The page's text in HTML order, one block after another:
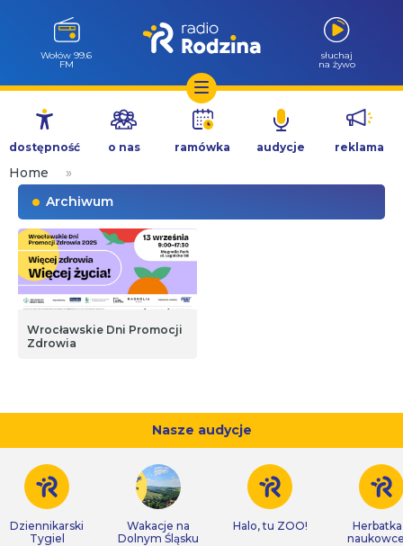
Przejdź
treści
Wołów 99.6
FM
słuchaj
na żywo
dostępność o nas ramówka audycje reklama
Home
»
Archiwum
Wrocławskie Dni Promocji
Zdrowia
Nasze audycje
Dziennikarski
Tygiel
Wakacje na
Dolnym Śląsku
Halo, tu ZOO!